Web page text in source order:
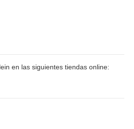
en las siguientes tiendas online: